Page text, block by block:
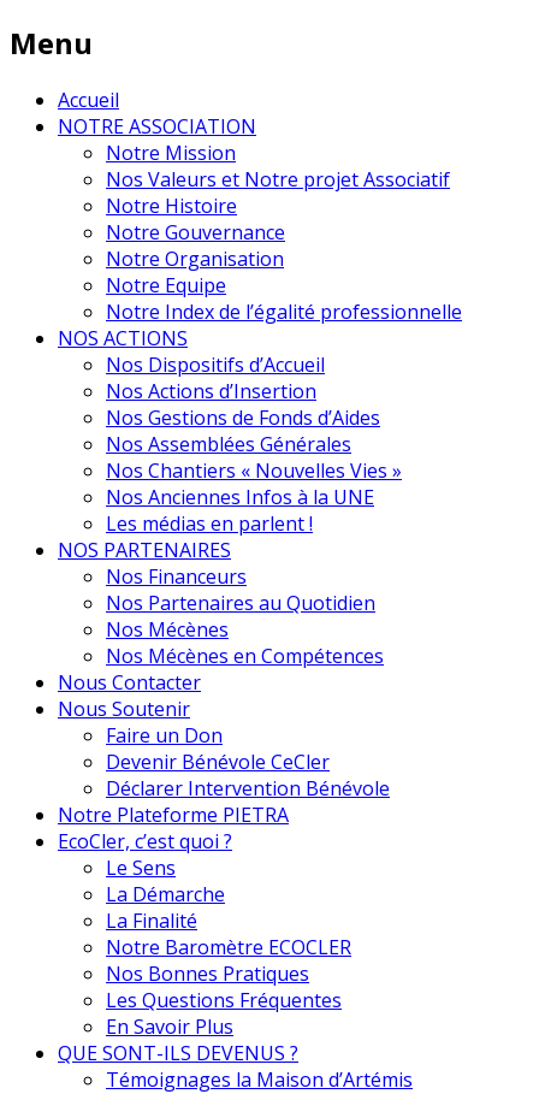
Menu
Accueil
NOTRE ASSOCIATION
Notre Mission
Nos Valeurs et Notre projet Associatif
Notre Histoire
Notre Gouvernance
Notre Organisation
Notre Equipe
Notre Index de l’égalité professionnelle
NOS ACTIONS
Nos Dispositifs d’Accueil
Nos Actions d’Insertion
Nos Gestions de Fonds d’Aides
Nos Assemblées Générales
Nos Chantiers « Nouvelles Vies »
Nos Anciennes Infos à la UNE
Les médias en parlent !
NOS PARTENAIRES
Nos Financeurs
Nos Partenaires au Quotidien
Nos Mécènes
Nos Mécènes en Compétences
Nous Contacter
Nous Soutenir
Faire un Don
Devenir Bénévole CeCler
Déclarer Intervention Bénévole
Notre Plateforme PIETRA
EcoCler, c’est quoi ?
Le Sens
La Démarche
La Finalité
Notre Baromètre ECOCLER
Nos Bonnes Pratiques
Les Questions Fréquentes
En Savoir Plus
QUE SONT-ILS DEVENUS ?
Témoignages la Maison d’Artémis